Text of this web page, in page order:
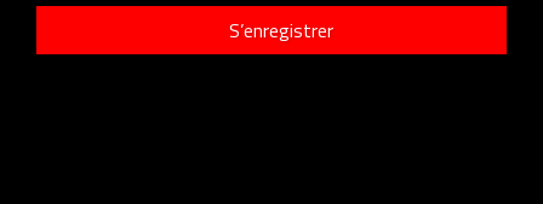
S’enregistrer